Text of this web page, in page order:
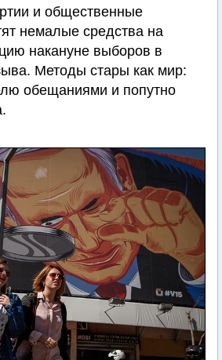
и общественные
немалые средства на
накануне выборов в
Методы стары как мир:
обещаниями и попутно